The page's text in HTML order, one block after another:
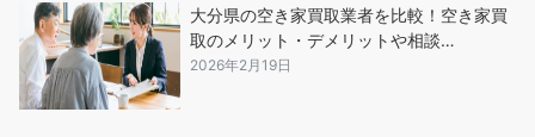
大分県の空き家買取業者を比較！空き家買
取のメリット・デメリットや相談…
2026年2月19日